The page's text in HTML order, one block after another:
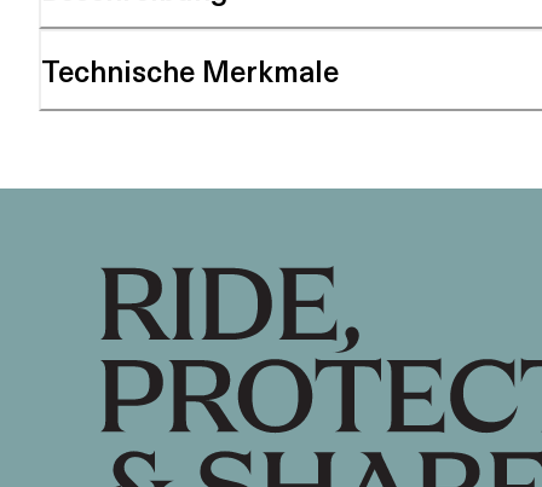
Technische Merkmale